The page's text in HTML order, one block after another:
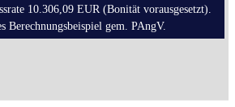
10.306,09 EUR (Bonität vorausgesetzt).
Berechnungsbeispiel gem. PAngV.